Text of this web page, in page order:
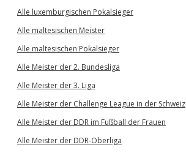
Alle luxemburgischen Pokalsieger
Alle maltesischen Meister
Alle maltesischen Pokalsieger
Alle Meister der 2. Bundesliga
Alle Meister der 3. Liga
Alle Meister der Challenge League in der Schweiz
Alle Meister der DDR im Fußball der Frauen
Alle Meister der DDR-Oberliga